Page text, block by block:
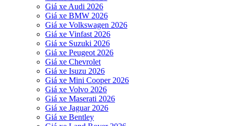
Giá xe Audi 2026
Giá xe BMW 2026
Giá xe Volkswagen 2026
Giá xe Vinfast 2026
Giá xe Suzuki 2026
Giá xe Peugeot 2026
Giá xe Chevrolet
Giá xe Isuzu 2026
Giá xe Mini Cooper 2026
Giá xe Volvo 2026
Giá xe Maserati 2026
Giá xe Jaguar 2026
Giá xe Bentley